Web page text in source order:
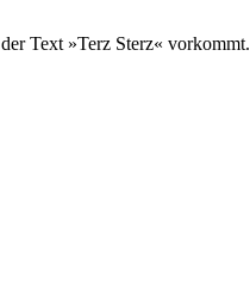
der Text »Terz Sterz« vorkommt.